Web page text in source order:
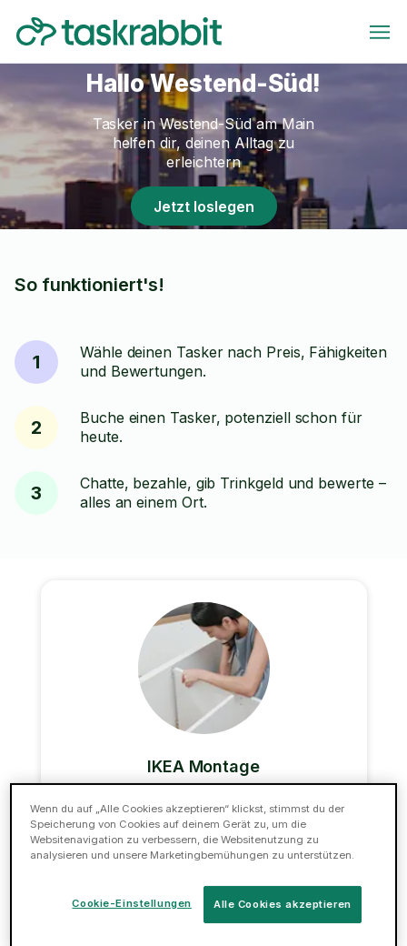
Hallo Westend-Süd!
Tasker in Westend-Süd am Main
helfen dir, deinen Alltag zu
erleichtern
Jetzt loslegen
So funktioniert's!
1
Wähle deinen Tasker nach Preis, Fähigkeiten
und Bewertungen.
2
Buche einen Tasker, potenziell schon für
heute.
3
Chatte, bezahle, gib Trinkgeld und bewerte –
alles an einem Ort.
IKEA Montage
zusammenbauen zu müssen? Wir können deinen
Schreibtisch, dein Bett, deinen Schrank oder dein
Bücherregal zusammenbauen.
Jetzt buchen
Wenn du auf „Alle Cookies akzeptieren“ klickst, stimmst du der
Speicherung von Cookies auf deinem Gerät zu, um die
Websitenavigation zu verbessern, die Websitenutzung zu
analysieren und unsere Marketingbemühungen zu unterstützen.
Alle Cookies akzeptieren
Cookie-Einstellungen